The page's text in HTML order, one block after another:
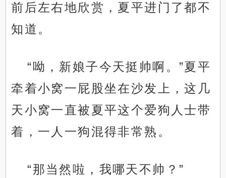
前后左右地欣赏，夏平进门了都不
知道。
“呦，新娘子今天挺帅啊。”夏平
牵着小窝一屁股坐在沙发上，这几
天小窝一直被夏平这个爱狗人士带
着，一人一狗混得非常熟。
“那当然啦，我哪天不帅？”